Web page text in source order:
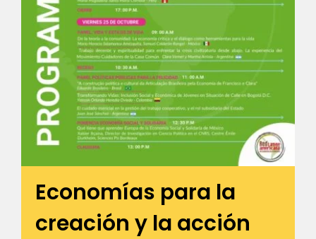
Economías para la
creación y la acción